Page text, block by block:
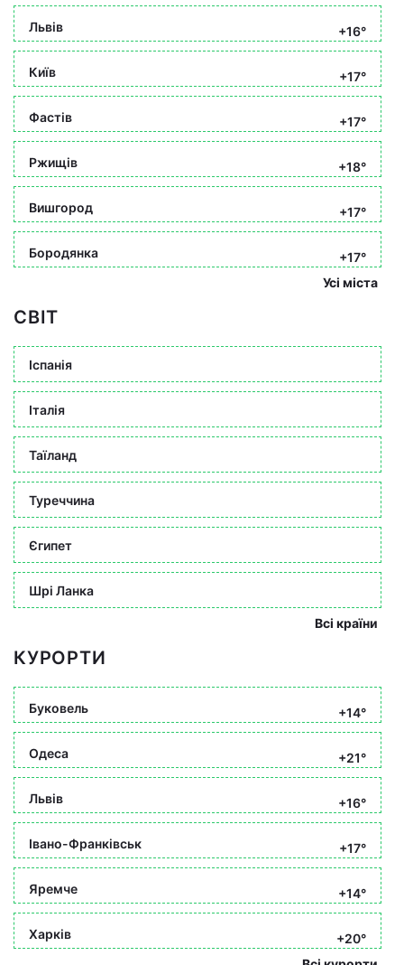
Львів +16°
Київ +17°
Фастів +17°
Ржищів +18°
Вишгород +17°
Бородянка
+17°
Усі міста
СВІТ
Іспанія
Італія
Таїланд
Туреччина
Єгипет
Шрі Ланка
Всі країни
КУРОРТИ
Буковель +14°
Одеса +21°
Львів +16°
Івано-Франківськ +17°
Яремче +14°
Харків
+20°